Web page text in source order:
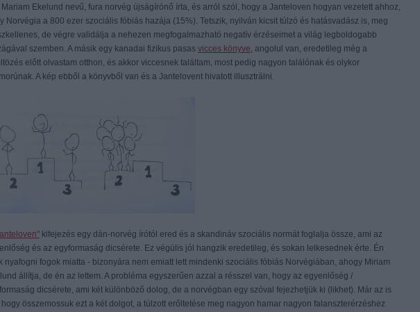
Ekelund nevű, fura norvég újságírónő írta, és arról szól, hogy a Janteloven hogyan vezetett ahhoz,
Norvégia a 800 ezer szociális fóbiás hazája (15%). Tetszik, nyilván kicsit túlzó és hatásvadász is, meg
de végre validálja a nehezen megfogalmazható negatív érzéseimet a világ legboldogabb
szemben. A másik egy kanadai fizikus pasas vicces könyve, angolul van, eredetileg még a
előtt olvastam otthon, és akkor viccesnek találtam, most pedig nagyon találónak és olykor
A kép ebből a könyvből van és a Jantelovent hivatott illusztrálni.
kifejezés egy dán-norvég írótól ered és a skandináv szociális normát foglalja össze, ami az
és az egyformaság dicsérete. Ez végülis jól hangzik eredetileg, és sokan lelkesednek érte. Én
nyafogni fogok miatta - bizonyára nem emiatt lett mindenki szociális fóbiás Norvégiában, ahogy Miriam
állítja, de én az lettem. A probléma egyszerűen azzal a résszel van, hogy az egyenlőség /
dicsérete, ami két különböző dolog, de a norvégban egy szóval fejezhetjük ki (likhet). Már az is
hogy összemossuk ezt a két dolgot, a túlzott erőltetése meg nagyon hamar nagyon falanszterérzéshez